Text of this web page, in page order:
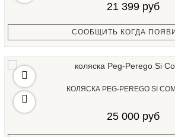
21 399 руб
СООБЩИТЬ КОГДА
КОЛЯСКА PEG-PEREGO SI
25 000 руб